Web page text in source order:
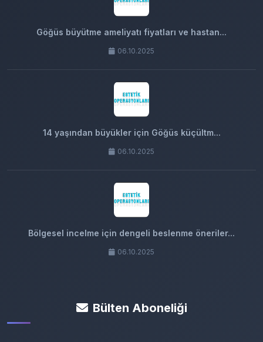
Göğüs büyütme ameliyatı fiyatları ve hastan...
06.10.2025
14 yaşından büyükler için Göğüs küçültm...
06.10.2025
Bölgesel incelme için dengeli beslenme öneriler...
06.10.2025
Bülten Aboneliği